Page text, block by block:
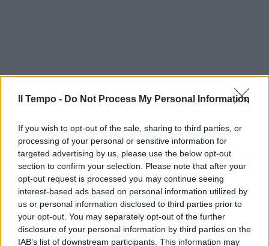
Il Tempo - Do Not Process My Personal Information
If you wish to opt-out of the sale, sharing to third parties, or
processing of your personal or sensitive information for
targeted advertising by us, please use the below opt-out
section to confirm your selection. Please note that after your
opt-out request is processed you may continue seeing
interest-based ads based on personal information utilized by
us or personal information disclosed to third parties prior to
your opt-out. You may separately opt-out of the further
disclosure of your personal information by third parties on the
IAB’s list of downstream participants. This information may